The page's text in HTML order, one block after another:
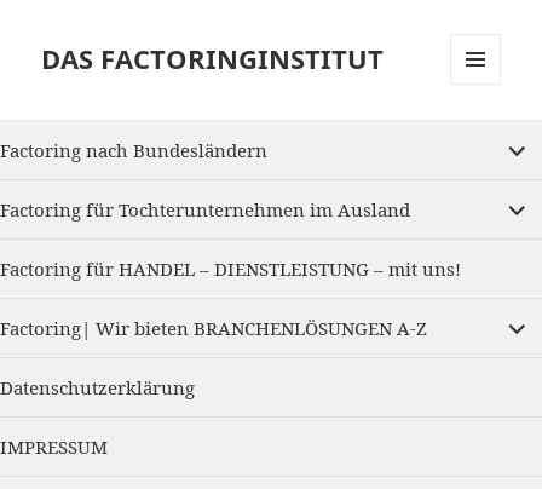
DAS FACTORINGINSTITUT
Factoring nach Bundesländern
child
Factoring für Tochterunternehmen im Ausland
child
Factoring für HANDEL – DIENSTLEISTUNG – mit uns!
Factoring| Wir bieten BRANCHENLÖSUNGEN A-Z
child
Datenschutzerklärung
IMPRESSUM